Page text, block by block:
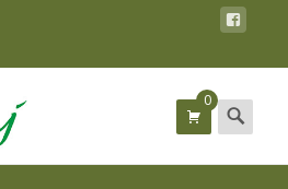
0 Search
for: